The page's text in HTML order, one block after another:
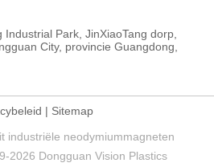
Industrial Park, JinXiaoTang dorp,
City, provincie Guangdong,
| Sitemap
industriële neodymiummagneten
2026 Dongguan Vision Plastics